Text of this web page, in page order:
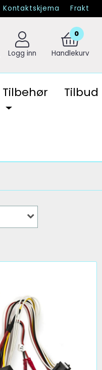
Kontaktskjema Frakt
Logg inn
0
Handlekurv
Tilbehør Tilbud